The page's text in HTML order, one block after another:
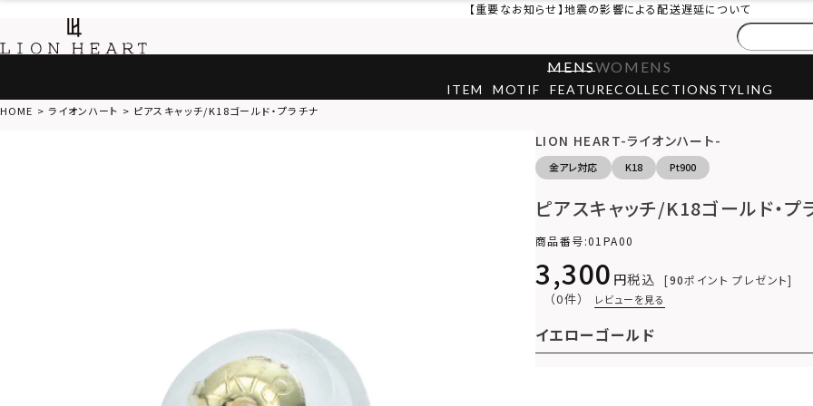
【重要なお知らせ】地震の影響による配送遅延について
MENSWOMENS
ITEM MOTIF FEATURECOLLECTIONSTYLING
HOME ライオンハート ピアスキャッチ/K18ゴールド・プラチナ
LION HEART-ライオンハート-
金アレ対応 K18 Pt900
ピアスキャッチ/K18ゴールド・プ
商品番号 01PA00
3,300 税込 90ポイント プレゼント
（0件） レビューを見る
イエローゴールド